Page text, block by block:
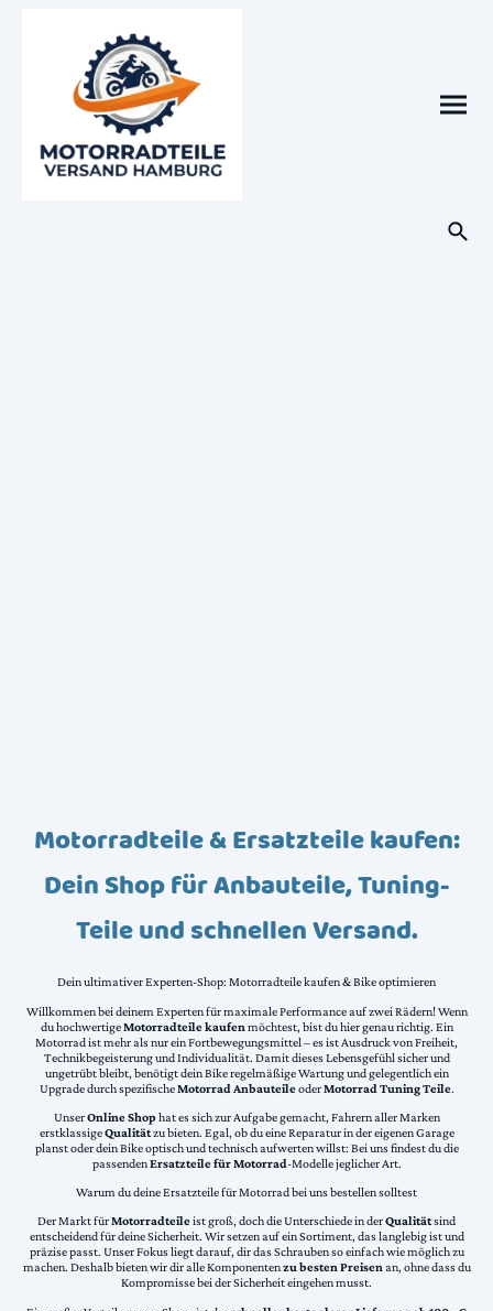
Motorradteile & Ersatzteile kaufen:
Dein Shop für Anbauteile, Tuning-
Teile und schnellen Versand.
Dein ultimativer Experten-Shop: Motorradteile kaufen & Bike optimieren
Willkommen bei deinem Experten für maximale Performance auf zwei Rädern! Wenn
du hochwertigeMotorradteile kaufen möchtest, bist du hier genau richtig. Ein
Motorrad ist mehr als nur ein Fortbewegungsmittel – es ist Ausdruck von Freiheit,
Technikbegeisterung und Individualität. Damit dieses Lebensgefühl sicher und
ungetrübt bleibt, benötigt dein Bike regelmäßige Wartung und gelegentlich ein
Upgrade durch spezifischeMotorrad AnbauteileoderMotorrad Tuning Teile.
UnserOnline Shophat es sich zur Aufgabe gemacht, Fahrern aller Marken
erstklassigeQualitätzu bieten. Egal, ob du eine Reparatur in der eigenen Garage
planst oder dein Bike optisch und technisch aufwerten willst: Bei uns findest du die
passendenErsatzteile für Motorrad-Modelle jeglicher Art.
Warum du deine Ersatzteile für Motorrad bei uns bestellen solltest
Der Markt fürMotorradteileist groß, doch die Unterschiede in derQualitätsind
entscheidend für deine Sicherheit. Wir setzen auf ein Sortiment, das langlebig ist und
präzise passt. Unser Fokus liegt darauf, dir das Schrauben so einfach wie möglich zu
machen. Deshalb bieten wir dir alle Komponentenzu besten Preisenan, ohne dass du
Kompromisse bei der Sicherheit eingehen musst.